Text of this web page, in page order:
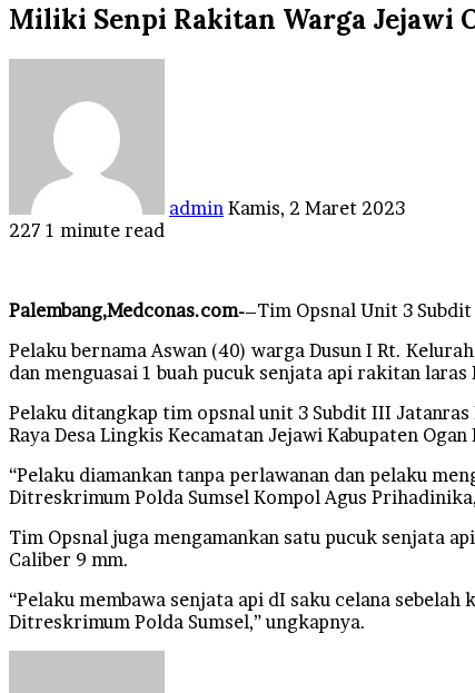
Miliki Senpi Rakitan Warga Jejawi
admin Kamis, 2 Maret 2023
227 1 minute read
Palembang,Medconas.com-–Tim Opsnal Unit 3
Pelaku bernama Aswan (40) warga Dusun I Rt.
dan menguasai 1 buah pucuk senjata api rakitan laras
Pelaku ditangkap tim opsnal unit 3 Subdit III
Raya Desa Lingkis Kecamatan Jejawi Kabupaten
“Pelaku diamankan tanpa perlawanan dan pelaku
Ditreskrimum Polda Sumsel Kompol Agus
Tim Opsnal juga mengamankan satu pucuk senjata
Caliber 9 mm.
“Pelaku membawa senjata api dI saku celana
Ditreskrimum Polda Sumsel,” ungkapnya.